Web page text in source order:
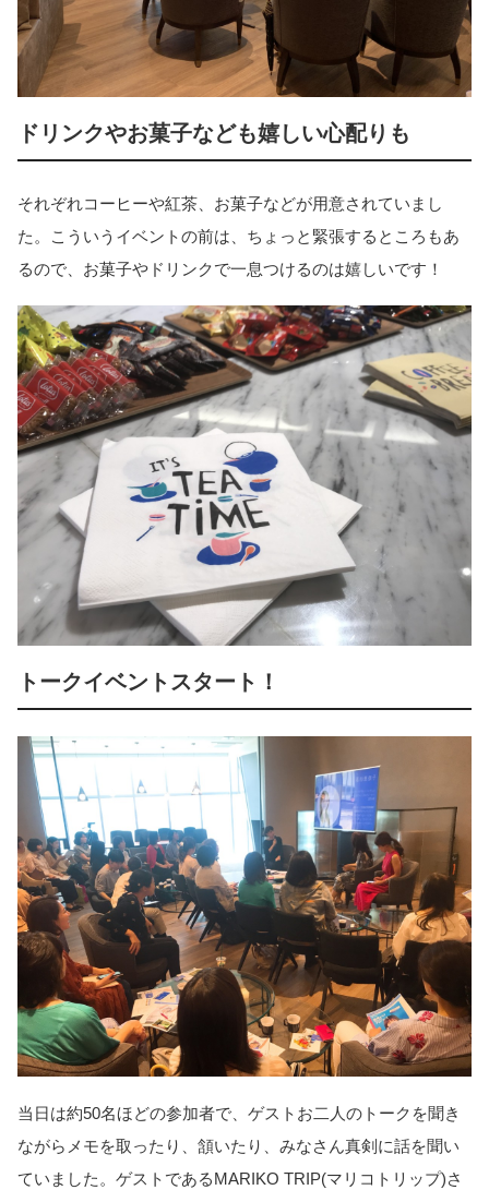
ドリンクやお菓子なども嬉しい心配りも
それぞれコーヒーや紅茶、お菓子などが用意されていまし
た。こういうイベントの前は、ちょっと緊張するところもあ
るので、お菓子やドリンクで一息つけるのは嬉しいです！
トークイベントスタート！
当日は約50名ほどの参加者で、ゲストお二人のトークを聞き
ながらメモを取ったり、頷いたり、みなさん真剣に話を聞い
ていました。ゲストであるMARIKO TRIP(マリコトリップ)さ